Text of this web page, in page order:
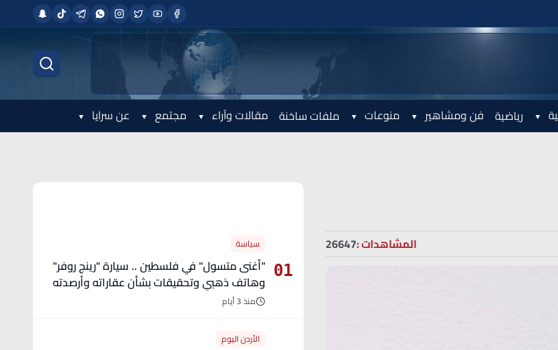
رياضية فن ومشاهير منوعات ملفات ساخنة مقالات وآراء مجتمع عن سرايا
المشاهدات :26647
01
سياسة
"أغنى متسول" في فلسطين .. سيارة "رينج روفر"
وهاتف ذهبي وتحقيقات بشأن عقاراته وأرصدته
منذ 3 أيام
الأردن اليوم